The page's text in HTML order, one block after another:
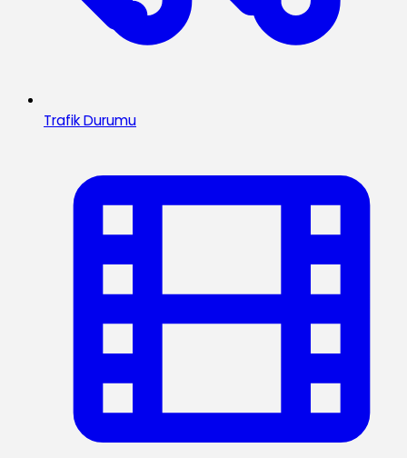
Trafik Durumu